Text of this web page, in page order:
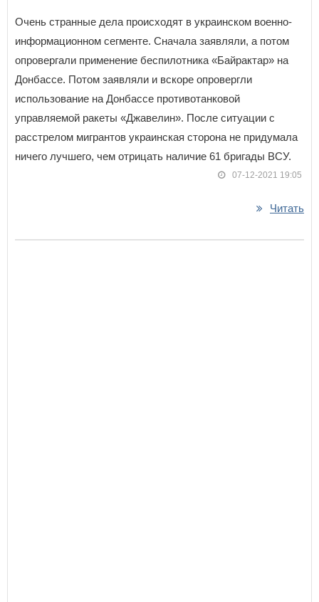
Очень странные дела происходят в украинском военно-
информационном сегменте. Сначала заявляли, а потом
опровергали применение беспилотника «Байрактар» на
Донбассе. Потом заявляли и вскоре опровергли
использование на Донбассе противотанковой
управляемой ракеты «Джавелин». После ситуации с
расстрелом мигрантов украинская сторона не придумала
ничего лучшего, чем отрицать наличие 61 бригады ВСУ.
07-12-2021 19:05
Читать